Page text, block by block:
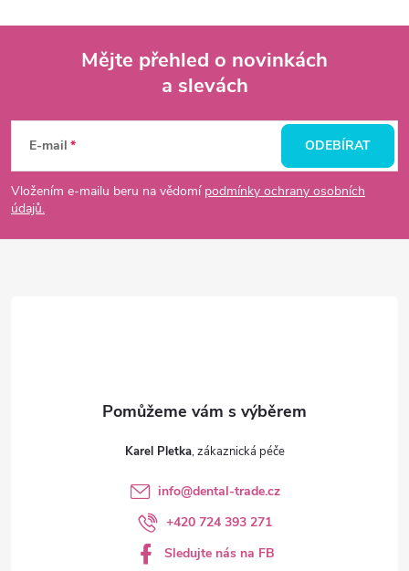
p
a
Mějte přehled o novinkách
a slevách
E-mail
Vložením e-mailu beru na vědomí podmínky ochrany osobních
údajů.
ODEBÍRAT
Karel Pletka
info@dental-trade.cz
+420 724 393 271
Sledujte nás na FB